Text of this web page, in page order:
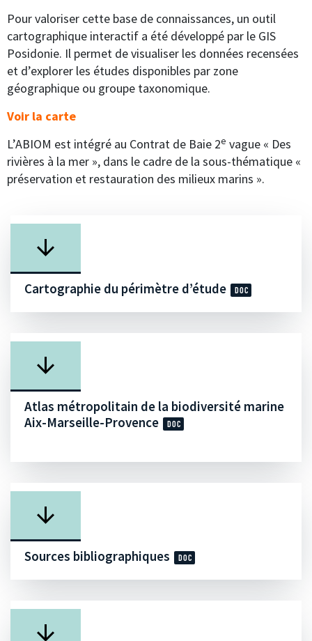
Pour valoriser cette base de connaissances, un outil
cartographique interactif a été développé par le GIS
Posidonie. Il permet de visualiser les données recensées
et d’explorer les études disponibles par zone
géographique ou groupe taxonomique.
Voir la carte
L’ABIOM est intégré au Contrat de Baie 2e vague « Des
rivières à la mer », dans le cadre de la sous-thématique «
préservation et restauration des milieux marins ».
Cartographie du périmètre d’étude
Atlas métropolitain de la biodiversité marine
Aix-Marseille-Provence
Sources bibliographiques